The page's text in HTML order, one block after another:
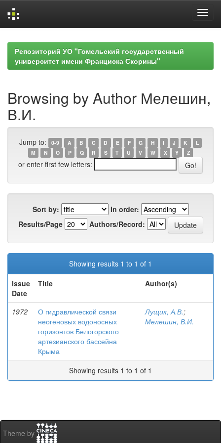
navigationРепозиторий УО "Гомельский государственный
университет имени Франциска Скорины"
Browsing by Author Мелешин,
В.И.
Jump to: 0-9 A B C D E F G H I J K
L
M
N O P Q R S T U V W X Y Z
or enter first few letters:
Sort by:
In order:
Results/Page
Authors/Record:
Showing results 1 to 1 of 1
Issue
Date
Title Author(s)
1972
О гидравлической связи
неогеновых водоносных
горизонтов Белогорского
артезианского бассейна
Крыма
Лущик, А.В.;
Мелешин, В.И.
Showing results 1 to 1 of 1
Theme by